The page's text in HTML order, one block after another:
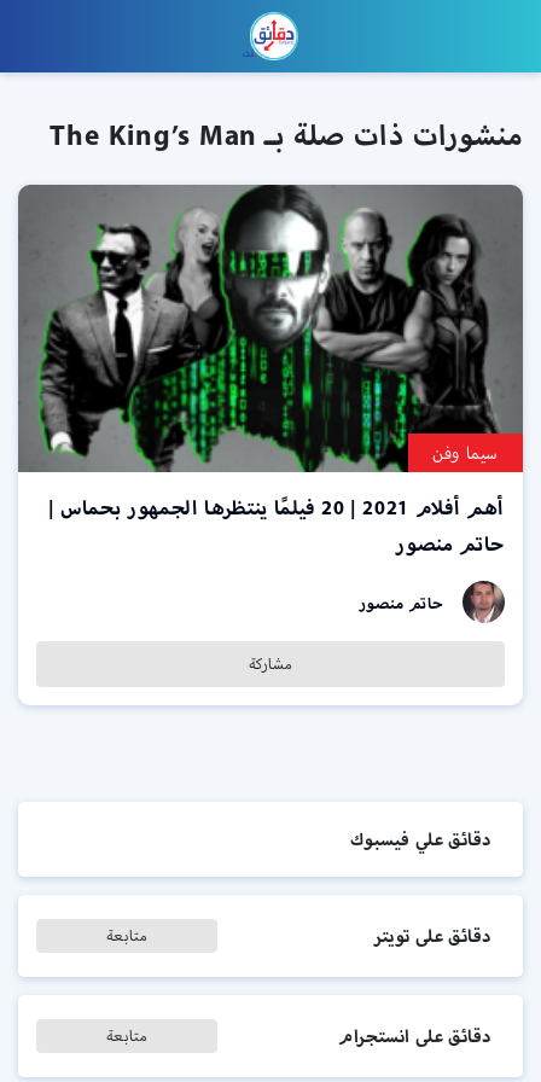
منشورات ذات صلة بـ The King’s Man
سيما وفن
أهم أفلام 2021 | 20 فيلمًا ينتظرها الجمهور بحماس |
حاتم منصور
حاتم منصور
مشاركة
دقائق علي فيسبوك
دقائق على تويتر متابعة
دقائق على انستجرام متابعة